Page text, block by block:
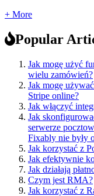
+ More
Popular
Jak mogę użyć
wielu zamówień?
Jak mogę
Stripe online?
Jak włączyć
Jak
serwerze
Fixably nie były
Jak korzystać z
Jak efektywnie
Jak działają
Czym jest RMA?
Jak korzystać z